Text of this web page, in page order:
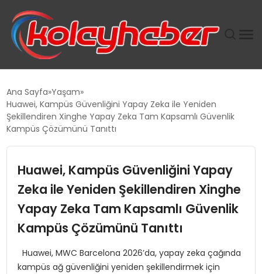
SUWEN’IN İSTIHDAM MODELI EKONOMIDE KADIN
GÜCÜNÜBÜYÜTÜYOR
BÜYÜTTÜ
TOROSLAR’DA PAZAR GERGİNLİĞİ!
Ana Sayfa Yaşam
Huawei, Kampüs Güvenliğini Yapay Zeka ile Yeniden
Şekillendiren Xinghe Yapay Zeka Tam Kapsamlı Güvenlik
Kampüs Çözümünü Tanıttı
Huawei, Kampüs Güvenliğini Yapay
Zeka ile Yeniden Şekillendiren Xinghe
Yapay Zeka Tam Kapsamlı Güvenlik
Kampüs Çözümünü Tanıttı
Huawei, MWC Barcelona 2026’da, yapay zeka çağında
kampüs ağ güvenliğini yeniden şekillendirmek için